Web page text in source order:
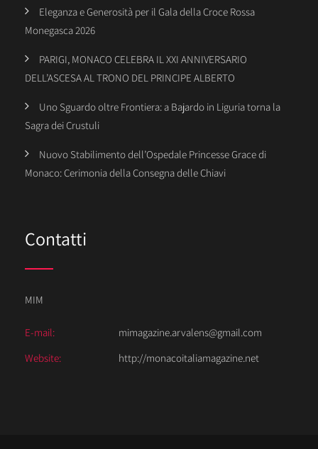
Eleganza e Generosità per il Gala della Croce Rossa
Monegasca 2026
PARIGI, MONACO CELEBRA IL XXI ANNIVERSARIO
DELL’ASCESA AL TRONO DEL PRINCIPE ALBERTO
Uno Sguardo oltre Frontiera: a Bajardo in Liguria torna la
Sagra dei Crustuli
Nuovo Stabilimento dell’Ospedale Princesse Grace di
Monaco: Cerimonia della Consegna delle Chiavi
Contatti
MIM
E-mail:
mimagazine.arvalens@gmail.com
Website:
http://monacoitaliamagazine.net